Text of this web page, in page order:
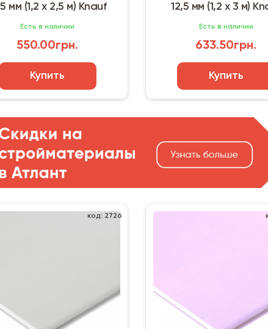
мм (1,2 х 2,5 м) Knauf
Есть в наличии
550.00грн.
Купить
12,5 мм (1,2 х 3 м)
Есть в наличии
633.50грн.
Купить
код: 2726